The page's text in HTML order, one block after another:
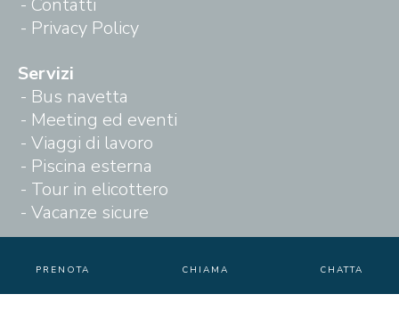
PRENOTA CHIAMA CHATTA
Contatti
Privacy Policy
Servizi
Bus navetta
Meeting ed eventi
Viaggi di lavoro
Piscina esterna
Tour in elicottero
Vacanze sicure